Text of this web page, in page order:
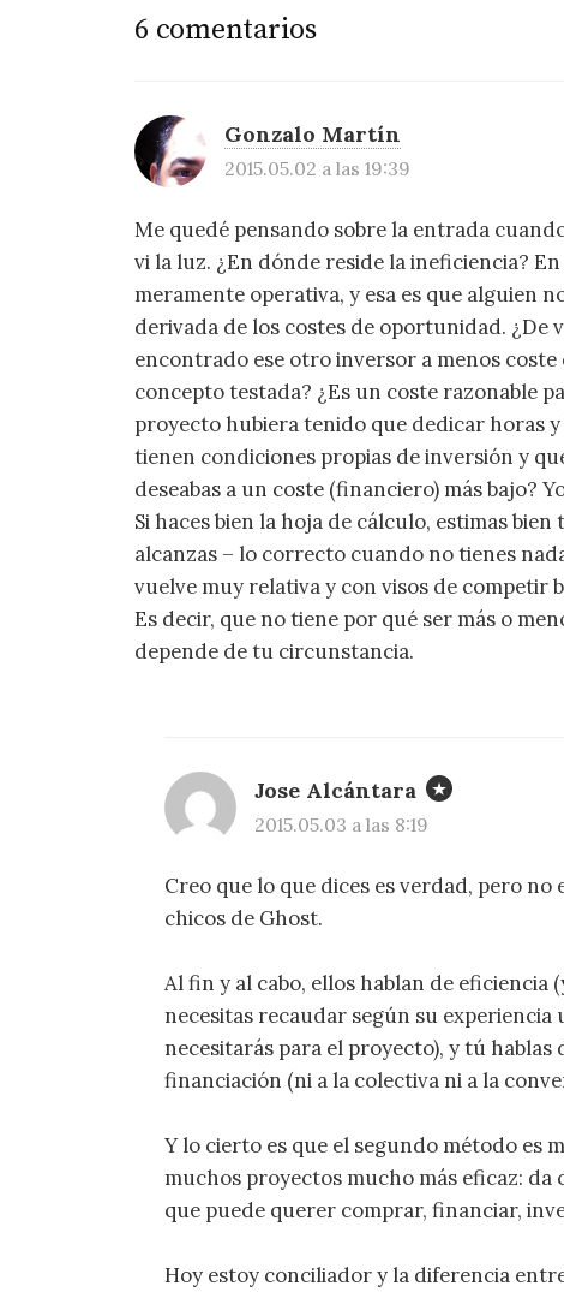
6 comentarios
Gonzalo Martín
2015.05.02 a las 19:39
Me quedé pensando sobre la entrada
vi la luz. ¿En dónde reside la ineficiencia?
meramente operativa, y esa es que alguien
derivada de los costes de oportunidad.
encontrado ese otro inversor a menos
concepto testada? ¿Es un coste razonable
proyecto hubiera tenido que dedicar horas
tienen condiciones propias de inversión y
deseabas a un coste (financiero) más bajo?
Si haces bien la hoja de cálculo, estimas
alcanzas – lo correcto cuando no tienes
vuelve muy relativa y con visos de competir
Es decir, que no tiene por qué ser más o
depende de tu circunstancia.
Jose Alcántara
2015.05.03 a las 8:19
Creo que lo que dices es verdad, pero
chicos de Ghost.
Al fin y al cabo, ellos hablan de
necesitas recaudar según su experiencia
necesitarás para el proyecto), y tú hablas
financiación (ni a la colectiva ni a la
Y lo cierto es que el segundo método es
muchos proyectos mucho más eficaz:
que puede querer comprar, financiar,
Hoy estoy conciliador y la diferencia